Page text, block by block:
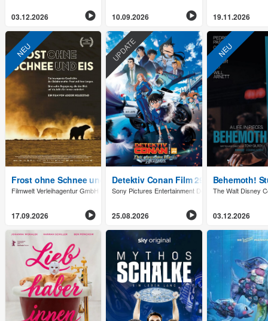
03.12.2026 10.09.2026 19.11.2026
NEU
Frost ohne Schnee und Eis
Filmwelt Verleihagentur GmbH
17.09.2026
UPDATE
Detektiv Conan Film 29: Der gefallene
Sony Pictures Entertainment Deutschland GmbH
25.08.2026
NEU
Behemoth!
The Walt Disney
03.12.2026